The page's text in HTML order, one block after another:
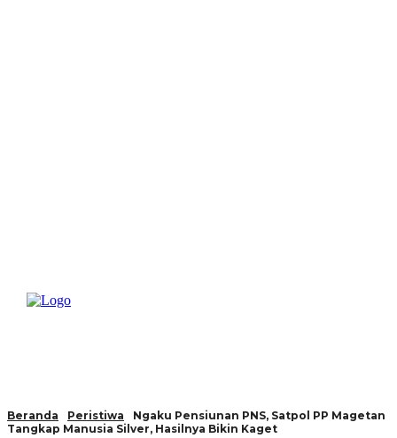
Beranda Peristiwa
Ngaku Pensiunan PNS, Satpol PP Magetan
Tangkap Manusia Silver, Hasilnya Bikin Kaget